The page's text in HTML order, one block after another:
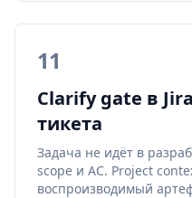
11
Clarify gate в
тикета
Задача не идёт в
scope и AC. Project
воспроизводимый